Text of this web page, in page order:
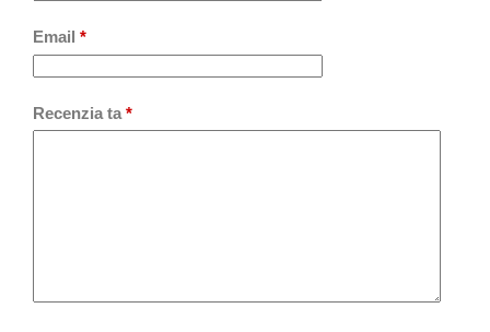
Email *
Recenzia ta *